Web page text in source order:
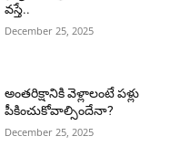
వస్తే..
December 25, 2025
అంతరిక్షానికి వెళ్లాలంటే పళ్లు
పీకించుకోవాల్సిందేనా?
December 25, 2025